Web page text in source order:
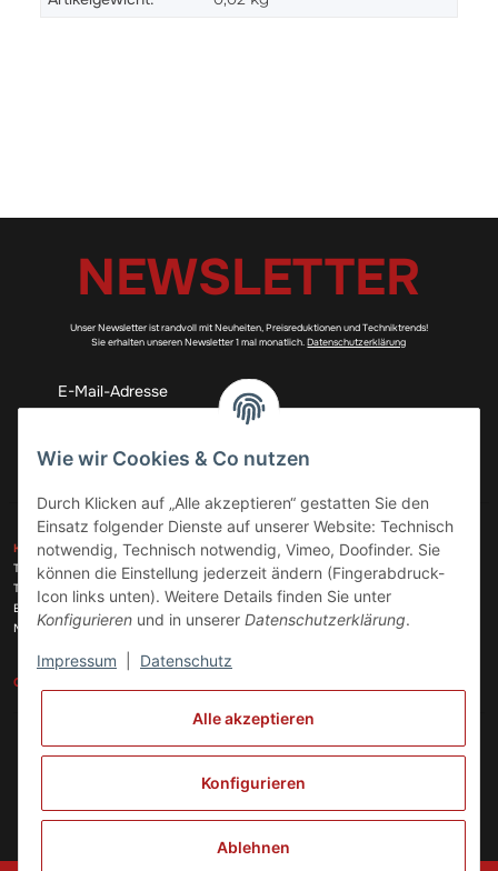
NEWSLETTER
Unser Newsletter ist randvoll mit Neuheiten, Preisreduktionen und Techniktrends!
Sie erhalten unseren Newsletter 1 mal monatlich.Datenschutzerklärung
Abonnieren
KONTAKT
Telefon:+49 (0)6074 816 08 0
Telefax:
+49 (0)6074 215 08 60
E-Mail:
info@meinhausgeraetedoc.de
Max Planck Str. 6 c, 63322 Rödermark
GESETZLICHE INFORMATIONEN
ZAHLUNGSARTEN
VERSANDARTEN
Vertrag widerrufen
Wie wir Cookies & Co nutzen
Durch Klicken auf „Alle akzeptieren“ gestatten Sie den
Einsatz folgender Dienste auf unserer Website: Technisch
notwendig, Technisch notwendig, Vimeo, Doofinder. Sie
können die Einstellung jederzeit ändern (Fingerabdruck-
Icon links unten). Weitere Details finden Sie unter
Konfigurieren und in unserer Datenschutzerklärung.
Impressum Datenschutz
Alle akzeptieren
Konfigurieren
Ablehnen